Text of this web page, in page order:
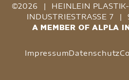
©2026 | HEINLEIN
INDUSTRIESTRASSE 7
|
A MEMBER OF ALPLA
ImpressumDatenschutz